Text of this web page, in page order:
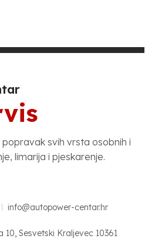
svih vrsta osobnih i
limarija i pjeskarenje.
info@autopower-centar.hr
10, Sesvetski Kraljevec 10361